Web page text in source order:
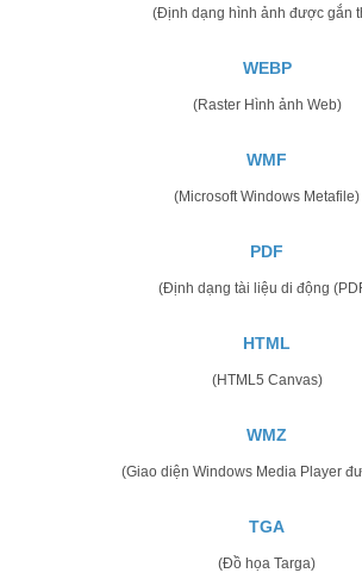
(Định dạng hình ảnh được gắn
WEBP
(Raster Hình ảnh Web)
WMF
(Microsoft Windows Metafile)
PDF
(Định dạng tài liệu di động
HTML
(HTML5 Canvas)
WMZ
(Giao diện Windows Media Player
TGA
(Đồ họa Targa)